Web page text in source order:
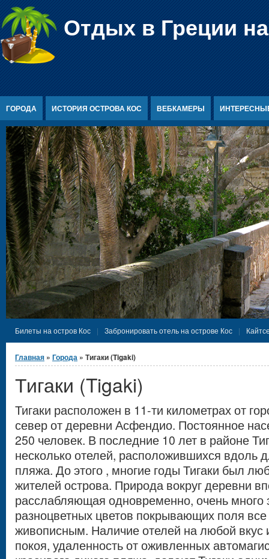
Перейти к содержимомуОтдых в Греции
ГОРОДА ИСТОРИЯ ОСТРОВА КОС ВЕБКАМЕРЫ
Билеты на остров Кос Забронировать отель на острове Кос
Вы здесь
Главная » Города » Тигаки (Tigaki)
Тигаки (Tigaki)
Тигаки расположен в 11-ти километрах от
север от деревни Асфендио. Постоянное
250 человек. В последние 10 лет в районе
несколько отелей, расположившихся вдоль
пляжа. До этого , многие годы Тигаки был
жителей острова. Природа вокруг деревни
расслабляющая одновременно, очень много
разноцветных цветов покрывающих поля
живописным. Наличие отелей на любой
покоя, удаленность от оживленных